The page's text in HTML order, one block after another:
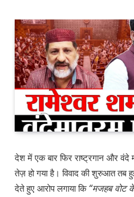
देश में एक बार फिर राष्ट्रगान और वंदे
तेज़ हो गया है। विवाद की शुरुआत तब
देते हुए आरोप लगाया कि“मजहब वोट